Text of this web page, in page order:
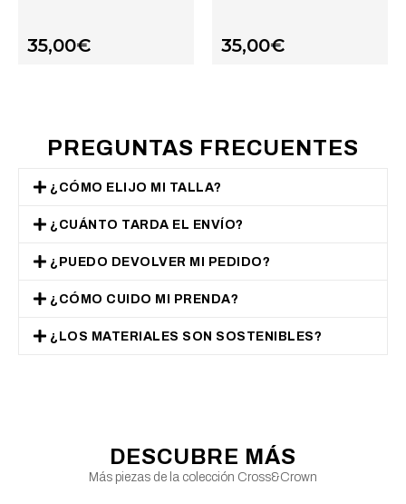
35,00€ 35,00€
PREGUNTAS FRECUENTES
¿CÓMO ELIJO MI TALLA?
¿CUÁNTO TARDA EL ENVÍO?
¿PUEDO DEVOLVER MI PEDIDO?
¿CÓMO CUIDO MI PRENDA?
¿LOS MATERIALES SON SOSTENIBLES?
DESCUBRE MÁS
Más piezas de la colección Cross&Crown